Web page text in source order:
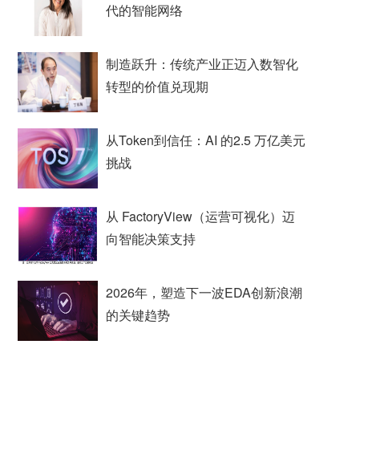
代的智能网络
制造跃升：传统产业正迈入数智化
转型的价值兑现期
从Token到信任：AI 的2.5 万亿美元
挑战
从 FactoryView（运营可视化）迈
向智能决策支持
2026年，塑造下一波EDA创新浪潮
的关键趋势